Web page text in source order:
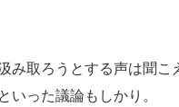
取ろうとする声は聞こ
った議論もしかり。